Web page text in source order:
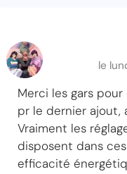
le
Merci les gars
pr le dernier ajout,
Vraiment les
disposent dans
efficacité